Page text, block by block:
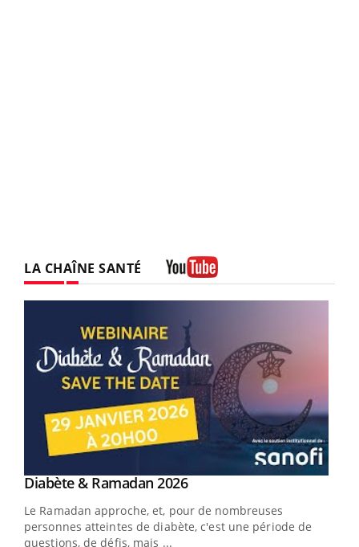
LA CHAÎNE SANTÉ
Youtube
Diabète & Ramadan 2026Youtube
Le Ramadan approche, et, pour de nombreuses
personnes atteintes de diabète, c'est une période de
questions, de défis, mais ...